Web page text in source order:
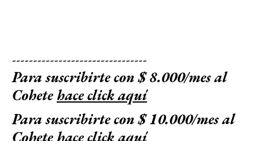
--------------------------------
Para suscribirte con $ 8.000/mes al
Cohetehace click aquí
Para suscribirte con $ 10.000/mes al
Cohetehace click aquí